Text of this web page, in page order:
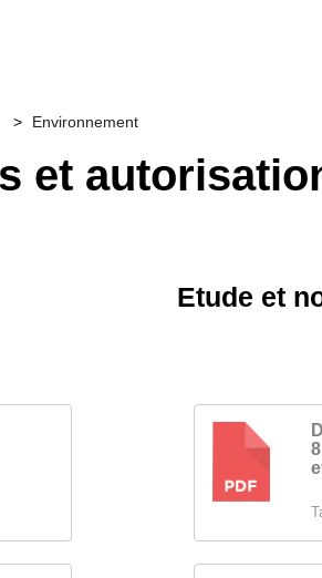
Environnement
et
Etude et